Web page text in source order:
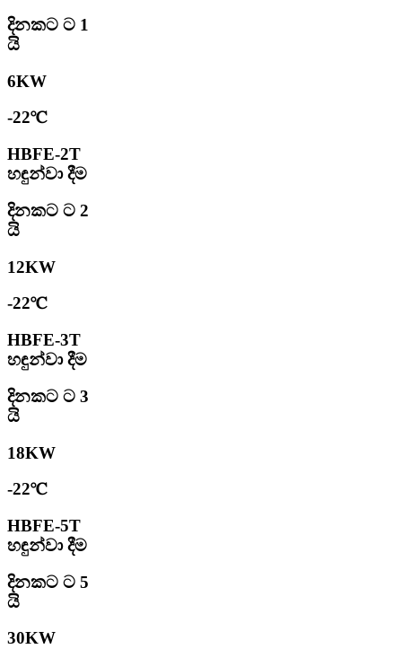
දිනකට ට 1
යි
6KW
-22℃
HBFE-2T
හඳුන්වා දීම
දිනකට ට 2
යි
12KW
-22℃
HBFE-3T
හඳුන්වා දීම
දිනකට ට 3
යි
18KW
-22℃
HBFE-5T
හඳුන්වා දීම
දිනකට ට 5
යි
30KW